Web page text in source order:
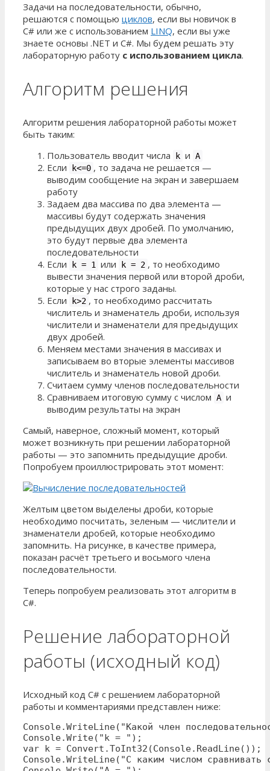
Задачи на последовательности, обычно,
решаются с помощью циклов, если вы новичок в
C# или же с использованием LINQ, если вы уже
знаете основы .NET и C#. Мы будем решать эту
лабораторную работу с использованием цикла.
Алгоритм решения
Алгоритм решения лабораторной работы может
быть таким:
Пользователь вводит числа
k и A
Если k<=0 , то задача не решается —
выводим сообщение на экран и завершаем
работу
Задаем два массива по два элемента —
массивы будут содержать значения
предыдущих двух дробей. По умолчанию,
это будут первые два элемента
последовательности
Если
k = 1 или k = 2 , то необходимо
вывести значения первой или второй дроби,
которые у нас строго заданы.
Если
k>2 , то необходимо рассчитать
числитель и знаменатель дроби, используя
числители и знаменатели для предыдущих
двух дробей.
Меняем местами значения в массивах и
записываем во вторые элементы массивов
числитель и знаменатель новой дроби.
Считаем сумму членов последовательности
Сравниваем итоговую сумму с числом A и
выводим результаты на экран
Самый, наверное, сложный момент, который
может возникнуть при решении лабораторной
работы — это запомнить предыдущие дроби.
Попробуем проиллюстрировать этот момент:
Желтым цветом выделены дроби, которые
необходимо посчитать, зеленым — числители и
знаменатели дробей, которые необходимо
запомнить. На рисунке, в качестве примера,
показан расчёт третьего и восьмого члена
последовательности.
Теперь попробуем реализовать этот алгоритм в
C#.
Решение лабораторной
работы (исходный код)
Исходный код C# с решением лабораторной
работы и комментариями представлен ниже:
Console.WriteLine("Какой член
Console.Write("k = ");
var k = Convert.ToInt32(Console.ReadLine());
Console.WriteLine("С каким числом сравнивать